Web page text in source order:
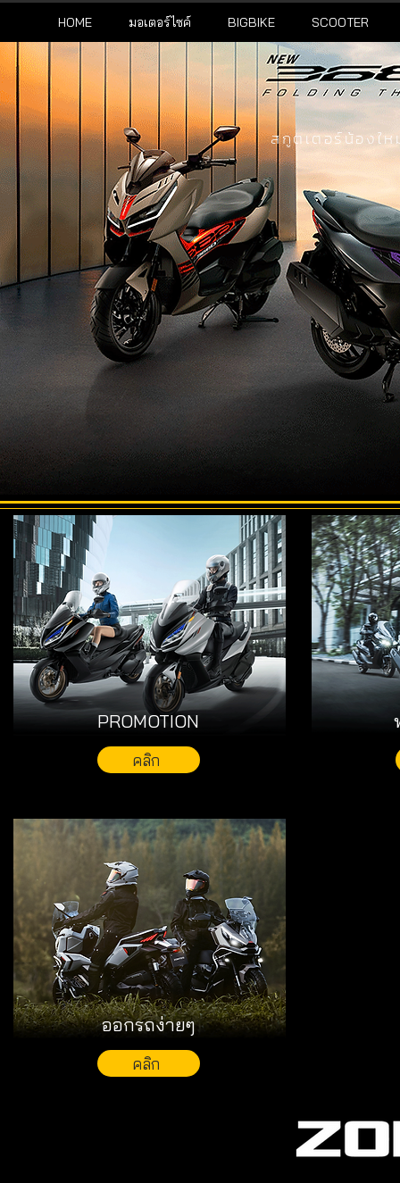
HOME มอเตอร์ไซค์ BIGBIKE SCOOTER
สกูตเตอร์น้องใ
PROMOTION
คลิก
ออกรถง่ายๆ
คลิก